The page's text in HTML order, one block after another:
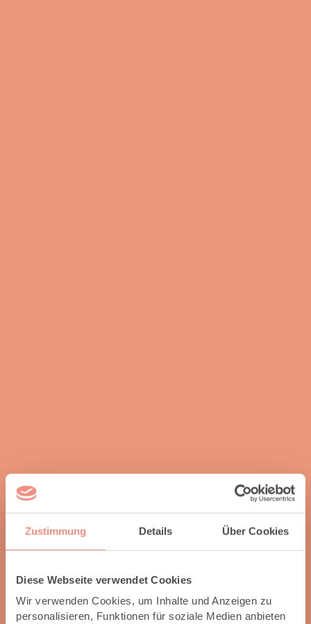
Zustimmung Details Über Cookies
Diese Webseite verwendet Cookies
Wir verwenden Cookies, um Inhalte und Anzeigen zu
personalisieren, Funktionen für soziale Medien anbieten